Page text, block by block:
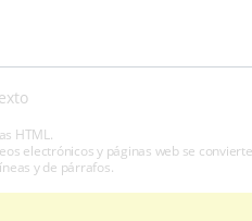
HTML.
electrónicos y páginas web se
y de párrafos.